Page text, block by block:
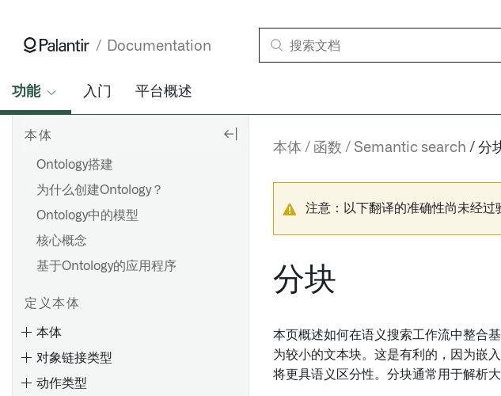
Documentation
功能 入门 平台概述
本体
Ontology搭建
为什么创建Ontology？
Ontology中的模型
核心概念
基于Ontology的应用程序
定义本体
本体
对象链接类型
动作类型
本体 函数 Semantic search 分
注意：以下翻译的准确性尚未经过
分块
本页概述如何在语义搜索工作流中整合
为较小的文本块。这是有利的，因为嵌
将更具语义区分性。分块通常用于解析